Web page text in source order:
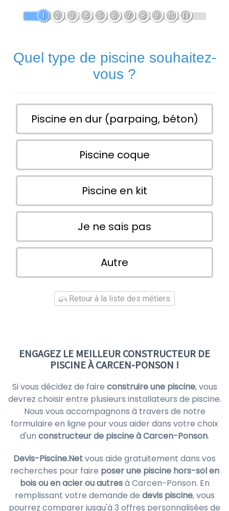
1 2 3 4 5 6 7 8 9 10 11
Quel type de piscine souhaitez-
vous ?
Piscine en dur (parpaing, béton)
Piscine coque
Piscine en kit
Je ne sais pas
Autre
Retour à la liste des métiers
ENGAGEZ LE MEILLEUR CONSTRUCTEUR DE
PISCINE À CARCEN-PONSON !
Si vous décidez de faire construire une piscine, vous
devrez choisir entre plusieurs installateurs de piscine.
Nous vous accompagnons à travers de notre
formulaire en ligne pour vous aider dans votre choix
d'un constructeur de piscine à Carcen-Ponson.
Devis-Piscine.Netvous aide gratuitement dans vos
recherches pour faire poser une piscine hors-sol en
bois ou en acier ou autresà Carcen-Ponson. En
remplissant votre demande de devis piscine, vous
pourrez comparer jusqu'à 3 offres personnalisées de